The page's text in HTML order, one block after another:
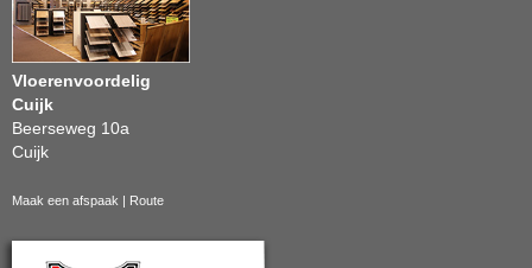
Vloerenvoordelig
Cuijk
Beerseweg 10a
Cuijk
Maak een afspaak | Route